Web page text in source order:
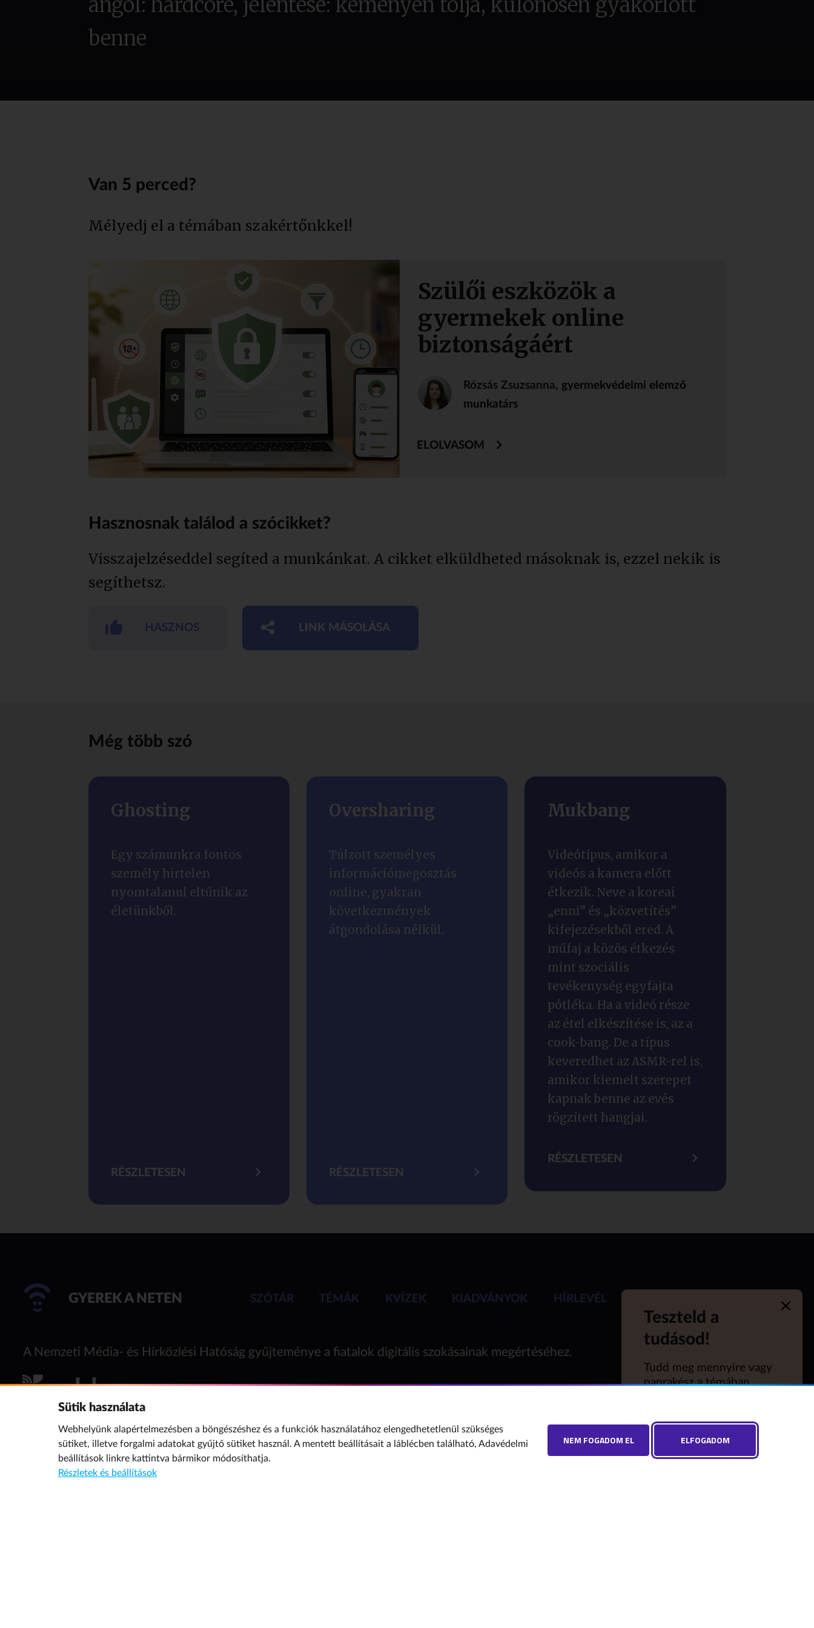
angol: hardcore, jelentése: keményen tolja, különösen gyakorlott
benne
Teszteld a
tudásod!
Tudd meg mennyire vagy
naprakész a témában,
KITÖLTÖM
Van 5 perced?
Mélyedj el a témában szakértőnkkel!
Szülői eszközök a
gyermekek online
biztonságáért
Rózsás Zsuzsanna, gyermekvédelmi elemző
munkatárs
ELOLVASOM
Hasznosnak találod a szócikket?
Visszajelzéseddel segíted a munkánkat. A cikket elküldheted másoknak is, ezzel nekik is
segíthetsz.
HASZNOS LINK MÁSOLÁSA
Még több szó
Ghosting
Egy számunkra fontos
személy hirtelen
nyomtalanul eltűnik az
életünkből.
RÉSZLETESEN
Oversharing
Túlzott személyes
információmegosztás
online, gyakran
következmények
átgondolása nélkül.
RÉSZLETESEN
Mukbang
Videótípus, amikor a
videós a kamera előtt
étkezik. Neve a koreai
„enni” és „közvetítés”
kifejezésekből ered. A
műfaj a közös étkezés
mint szociális
tevékenység egyfajta
pótléka. Ha a videó része
az étel elkészítése is, az a
cook-bang. De a típus
keveredhet az ASMR-rel is,
amikor kiemelt szerepet
kapnak benne az evés
rögzített hangjai.
RÉSZLETESEN
GYEREK A NETEN SZÓTÁR TÉMÁK KVÍZEK KIADVÁNYOK HÍRLEVÉL
A Nemzeti Média- és Hírközlési Hatóság gyűjteménye a fiatalok digitális szokásainak megértéséhez.
Sütik használata
Webhelyünk alapértelmezésben a böngészéshez és a funkciók használatához elengedhetetlenül szükséges
sütiket, illetve forgalmi adatokat gyűjtő sütiket használ. A mentett beállításait a láblécben található, Adavédelmi
beállítások linkre kattintva bármikor módosíthatja.
Részletek és beállítások
NEM FOGADOM EL ELFOGADOM